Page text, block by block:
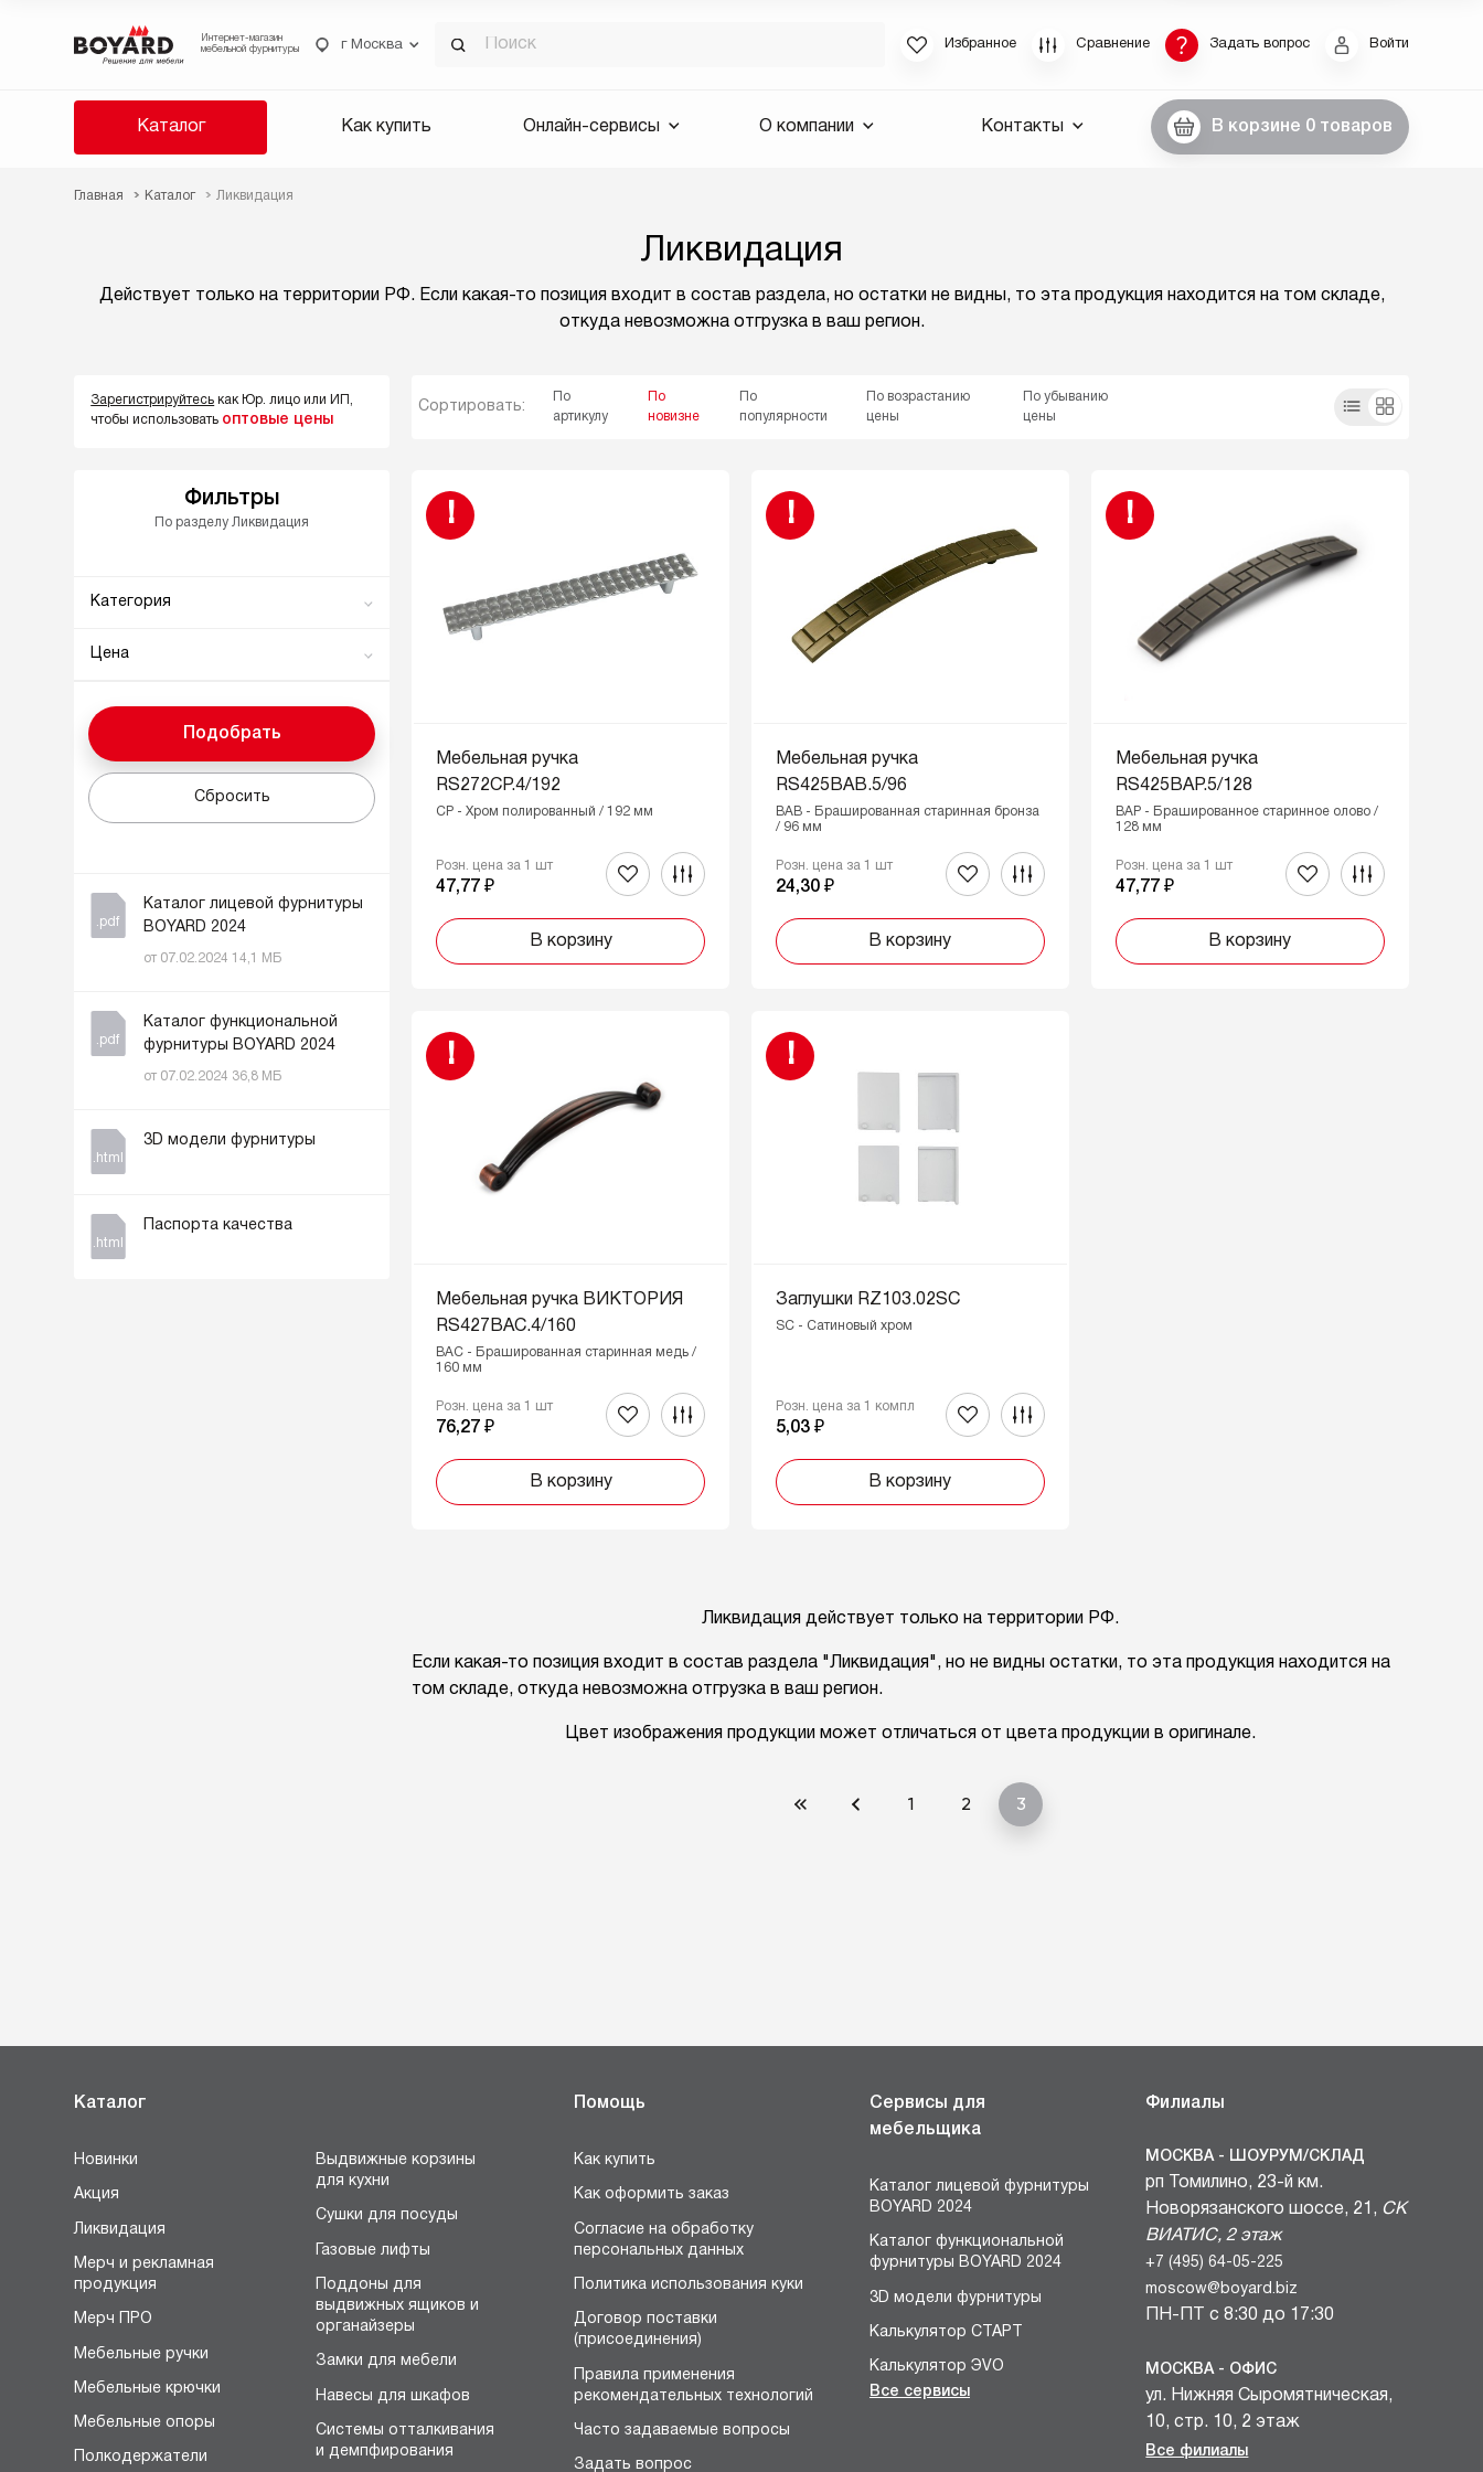
Интернет-магазин
мебельной фурнитуры
г Москва Избранное Сравнение Задать вопрос Войти
Каталог Как купить Онлайн-сервисы О компании Контакты В корзине 0 товаров
Главная Каталог Ликвидация
Ликвидация
Действует только на территории РФ. Если какая-то позиция входит в состав раздела, но остатки не видны, то эта продукция находится на том складе,
откуда невозможна отгрузка в ваш регион.
Зарегистрируйтесь как Юр. лицо или ИП,
чтобы использовать оптовые цены
Сортировать:
По
артикулу
По
новизне
По
популярности
По возрастанию
цены
По убыванию
цены
Фильтры
По разделу Ликвидация
Категория
Поддоны для выдвижных
ящиков и органайзеры
Мебельные ручки
Цена
От До
Подобрать
Сбросить
.pdf
Каталог лицевой фурнитуры
BOYARD 2024
от 07.02.2024 14,1 МБ
.pdf
Каталог функциональной
фурнитуры BOYARD 2024
от 07.02.2024 36,8 МБ
.html
3D модели фурнитуры
.html
Паспорта качества
!
Мебельная ручка
RS272CP.4/192
CP - Хром полированный / 192 мм
Розн. цена за 1 шт
47,77 ₽
В корзину
!
Мебельная ручка
RS425BAB.5/96
BAB - Брашированная старинная бронза
/ 96 мм
Розн. цена за 1 шт
24,30 ₽
В корзину
!
Мебельная ручка
RS425BAP.5/128
BAP - Брашированное старинное олово /
128 мм
Розн. цена за 1 шт
47,77 ₽
В корзину
!
Мебельная ручка ВИКТОРИЯ
RS427BAC.4/160
BAC - Брашированная старинная медь /
160 мм
Розн. цена за 1 шт
76,27 ₽
В корзину
!
Заглушки RZ103.02SC
SC - Сатиновый хром
Розн. цена за 1 компл
5,03 ₽
В корзину
Ликвидация действует только на территории РФ.
Если какая-то позиция входит в состав раздела "Ликвидация", но не видны остатки, то эта продукция находится на
том складе, откуда невозможна отгрузка в ваш регион.
Цвет изображения продукции может отличаться от цвета продукции в оригинале.
1 2 3
Каталог
Новинки
Акция
Ликвидация
Мерч и рекламная
продукция
Мерч ПРО
Мебельные ручки
Мебельные крючки
Мебельные опоры
Полкодержатели
Выдвижные корзины
для кухни
Сушки для посуды
Газовые лифты
Поддоны для
выдвижных ящиков и
органайзеры
Замки для мебели
Навесы для шкафов
Системы отталкивания
и демпфирования
Помощь
Как купить
Как оформить заказ
Согласие на обработку
персональных данных
Политика использования куки
Договор поставки
(присоединения)
Правила применения
рекомендательных технологий
Часто задаваемые вопросы
Задать вопрос
Сервисы для
мебельщика
Каталог лицевой фурнитуры
BOYARD 2024
Каталог функциональной
фурнитуры BOYARD 2024
3D модели фурнитуры
Калькулятор СТАРТ
Калькулятор ЭVO
Конструктор БЛОКИ
Все сервисы
Филиалы
МОСКВА - ШОУРУМ/СКЛАД
рп Томилино, 23-й км.
Новорязанского шоссе, 21, СК
ВИАТИС, 2 этаж
+7 (495) 64-05-225
moscow@boyard.biz
ПН-ПТ с 8:30 до 17:30
МОСКВА - ОФИС
ул. Нижняя Сыромятническая,
10, стр. 10, 2 этаж
+7 (495) 64-05-225
Все филиалы
Восстановление пароля
Если вы забыли пароль, введите E-Mail. Контрольная строка
для смены пароля, а также ваши регистрационные данные,